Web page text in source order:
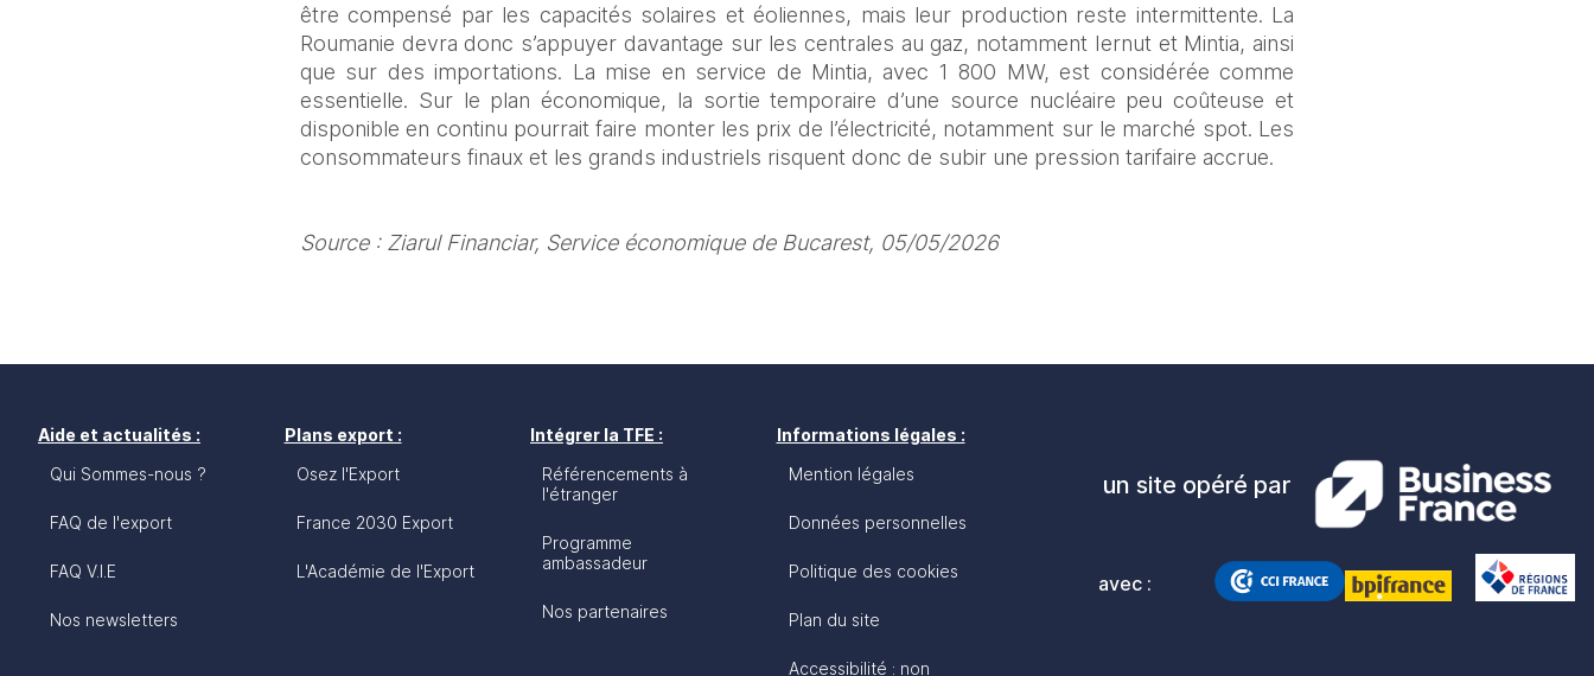
être compensé par les capacités solaires et éoliennes, mais leur production reste intermittente. La
Roumanie devra donc s’appuyer davantage sur les centrales au gaz, notamment Iernut et Mintia, ainsi
que sur des importations. La mise en service de Mintia, avec 1 800 MW, est considérée comme
essentielle. Sur le plan économique, la sortie temporaire d’une source nucléaire peu coûteuse et
disponible en continu pourrait faire monter les prix de l’électricité, notamment sur le marché spot. Les
consommateurs finaux et les grands industriels risquent donc de subir une pression tarifaire accrue.
Source : Ziarul Financiar, Service économique de Bucarest, 05/05/2026
Aide et actualités :
Qui Sommes-nous ?
FAQ de l'export
FAQ V.I.E
Nos newsletters
Plans export :
Osez l'Export
France 2030 Export
L'Académie de l'Export
Intégrer la TFE :
Référencements à
l'étranger
Programme
ambassadeur
Nos partenaires
Informations légales :
Mention légales
Données personnelles
Politique des cookies
Plan du site
Accessibilité : non
un site opéré par
avec :